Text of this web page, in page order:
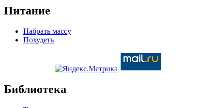
Питание
Набрать массу
Похудеть
Библиотека